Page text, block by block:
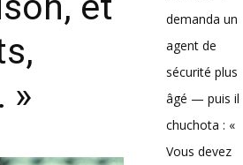
»
demanda un
agent de
sécurité plus
âgé — puis il
chuchota : «
Vous devez